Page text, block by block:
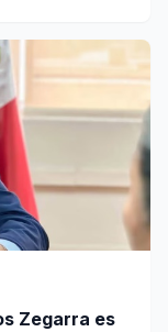
Zegarra es